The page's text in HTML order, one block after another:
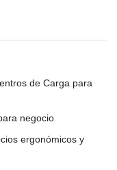
de Carga para
negocio
ergonómicos y